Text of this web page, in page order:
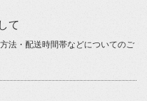
て
法・配送時間帯などについてのご